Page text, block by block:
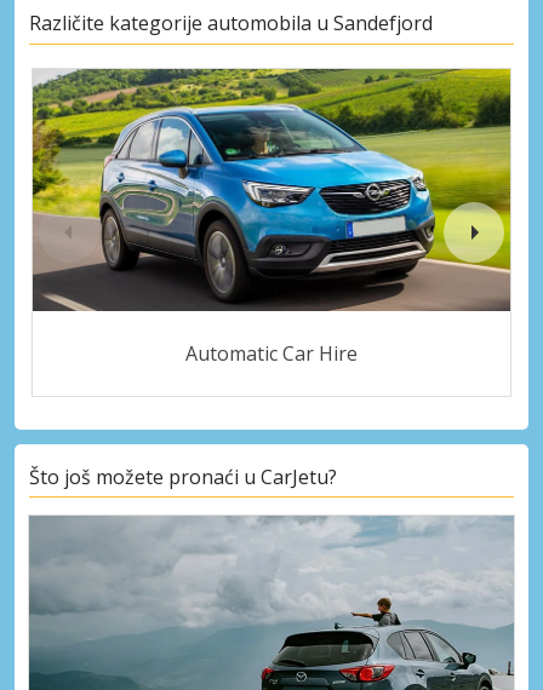
Različite kategorije automobila u Sandefjord
Automatic Car Hire
Što još možete pronaći u CarJetu?